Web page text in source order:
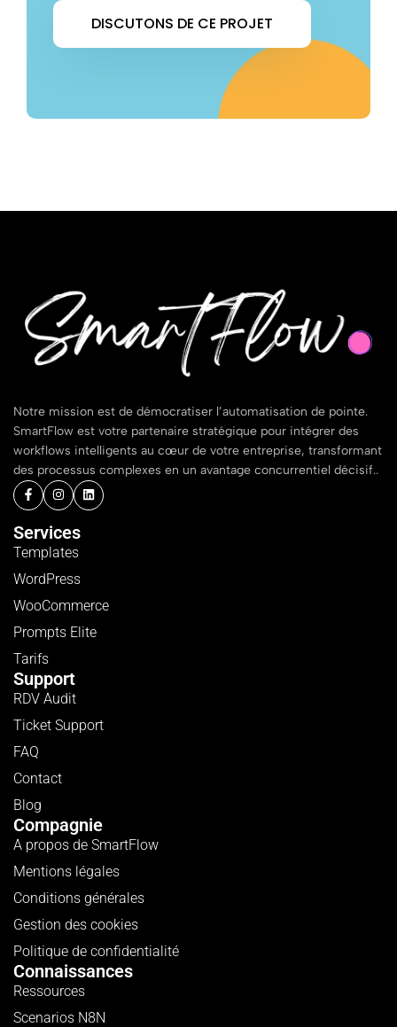
DISCUTONS DE CE PROJET
Notre mission est de démocratiser l’automatisation de pointe.
SmartFlow est votre partenaire stratégique pour intégrer des
workflows intelligents au cœur de votre entreprise, transformant
des processus complexes en un avantage concurrentiel décisif..
Services
Templates
WordPress
WooCommerce
Prompts Elite
Tarifs
Support
RDV Audit
Ticket Support
FAQ
Contact
Blog
Compagnie
A propos de SmartFlow
Mentions légales
Conditions générales
Gestion des cookies
Politique de confidentialité
Connaissances
Ressources
Scenarios N8N